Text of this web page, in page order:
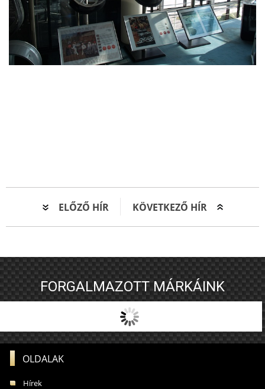
ELŐZŐ HÍR KÖVETKEZŐ HÍR
FORGALMAZOTT MÁRKÁINK
OLDALAK
Hírek